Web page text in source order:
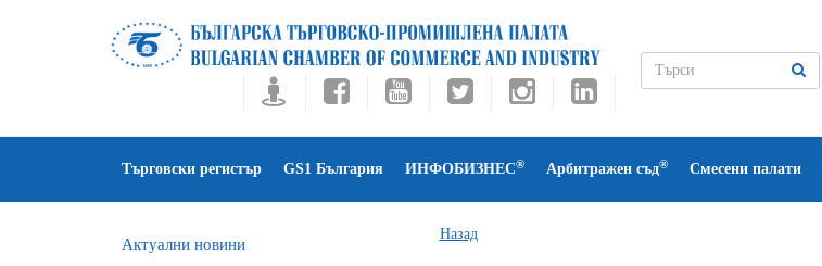
Търговски регистър GS1 България ИНФОБИЗНЕС® Арбитражен съд® Смесени палати
Актуални новини
Назад